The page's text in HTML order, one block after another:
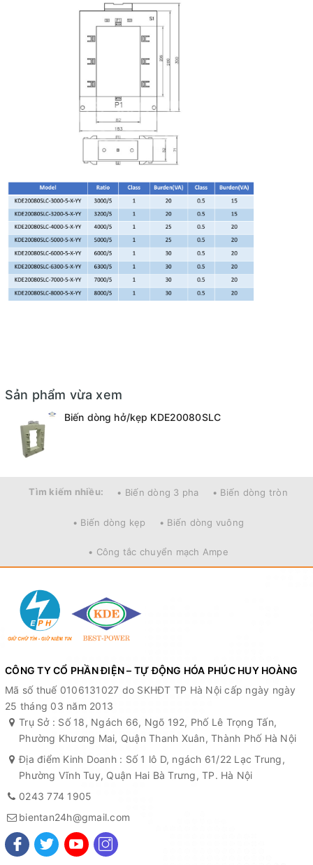
Sản phẩm vừa xem
Biến dòng hở/kẹp KDE20080SLC
Tìm kiếm nhiều: • Biến dòng 3 pha • Biến dòng tròn
• Biến dòng kẹp • Biến dòng vuông
• Công tắc chuyển mạch Ampe
CÔNG TY CỔ PHẦN ĐIỆN – TỰ ĐỘNG HÓA PHÚC HUY HOÀNG
Mã số thuế 0106131027 do SKHĐT TP Hà Nội cấp ngày ngày
25 tháng 03 năm 2013
Trụ Sở : Số 18, Ngách 66, Ngõ 192, Phố Lê Trọng Tấn,
Phường Khương Mai, Quận Thanh Xuân, Thành Phố Hà Nội
Địa điểm Kinh Doanh : Số 1 lô D, ngách 61/22 Lạc Trung,
Phường Vĩnh Tuy, Quận Hai Bà Trưng, TP. Hà Nội
0243 774 1905
bientan24h@gmail.com